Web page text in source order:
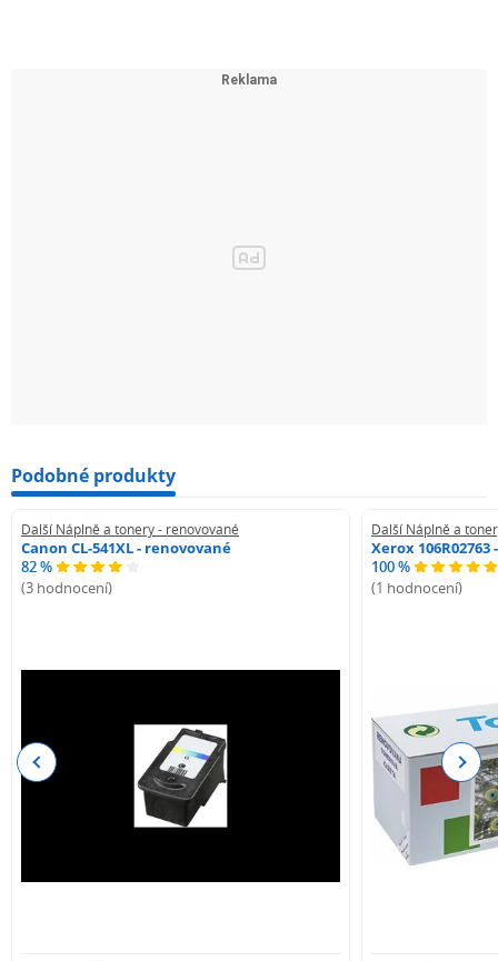
Podobné produkty
Další Náplně a tonery - renovované
Canon CL-541XL - renovované
82 %
(3 hodnocení)
Další Náplně a
Xerox
100 %
(1 hodnocení)
Previous Next